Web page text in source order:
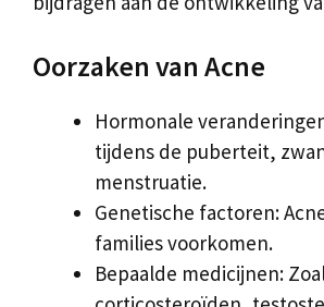
Oorzaken van Acne
Hormonale
tijdens de puberteit,
menstruatie.
Genetische factoren:
families voorkomen.
Bepaalde medicijnen: